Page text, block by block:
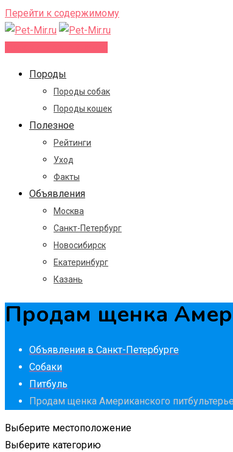
Перейти к содержимому
Породы
Породы собак
Породы кошек
Полезное
Рейтинги
Уход
Факты
Объявления
Москва
Санкт-Петербург
Новосибирск
Екатеринбург
Казань
Продам щенка
Объявления в Санкт-Петербурге
Собаки
Питбуль
Продам щенка Американского
Выберите местоположение
Выберите категорию